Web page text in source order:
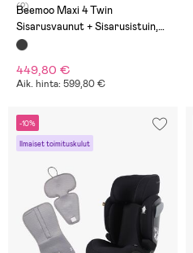
(2)
Beemoo Maxi 4 Twin
Sisarusvaunut + Sisarusistuin,
Black/Black
449,80 €
Aik. hinta: 599,80 €
-10%
Ilmaiset toimituskulut